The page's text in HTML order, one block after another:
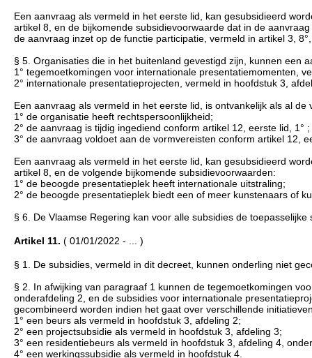
Een aanvraag als vermeld in het eerste lid, kan gesubsidieerd
artikel 8, en de bijkomende subsidievoorwaarde dat in de
de aanvraag inzet op de functie participatie, vermeld in artikel 3,
§ 5. Organisaties die in het buitenland gevestigd zijn, kunnen een
1° tegemoetkomingen voor internationale presentatiemomenten,
2° internationale presentatieprojecten, vermeld in hoofdstuk 3,
Een aanvraag als vermeld in het eerste lid, is ontvankelijk als al
1° de organisatie heeft rechtspersoonlijkheid;
2° de aanvraag is tijdig ingediend conform artikel 12, eerste lid, 1° ;
3° de aanvraag voldoet aan de vormvereisten conform artikel 12,
Een aanvraag als vermeld in het eerste lid, kan gesubsidieerd
artikel 8, en de volgende bijkomende subsidievoorwaarden:
1° de beoogde presentatieplek heeft internationale uitstraling;
2° de beoogde presentatieplek biedt een of meer kunstenaars of
§ 6. De Vlaamse Regering kan voor alle subsidies de
Artikel 11. ( 01/01/2022 - ... )
§ 1. De subsidies, vermeld in dit decreet, kunnen onderling niet
§ 2. In afwijking van paragraaf 1 kunnen de tegemoetkomingen
onderafdeling 2, en de subsidies voor internationale
gecombineerd worden indien het gaat over verschillende
1° een beurs als vermeld in hoofdstuk 3, afdeling 2;
2° een projectsubsidie als vermeld in hoofdstuk 3, afdeling 3;
3° een residentiebeurs als vermeld in hoofdstuk 3, afdeling 4,
4° een werkingssubsidie als vermeld in hoofdstuk 4.